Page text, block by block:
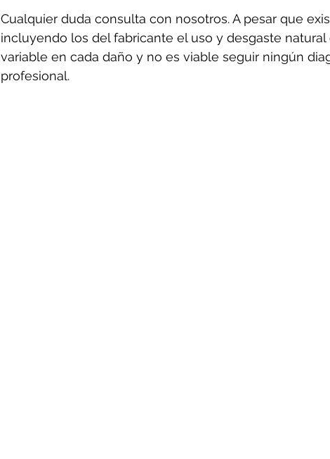
Cualquier duda consulta con nosotros. A pesar que
incluyendo los del fabricante el uso y desgaste
variable en cada daño y no es viable seguir ningún
profesional.